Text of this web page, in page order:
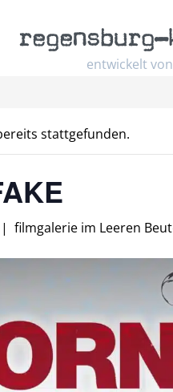
entwickelt von
regensburg–
stattgefunden.
| filmgalerie im Leeren